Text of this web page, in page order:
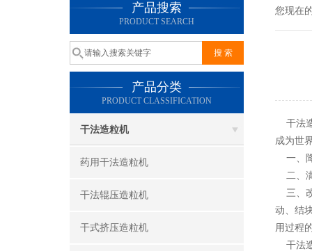
产品搜索
PRODUCT SEARCH
产品分类
PRODUCT CLASSIFICATION
干法造粒机
药用干法造粒机
干法辊压造粒机
干式挤压造粒机
您现在
干法造
成为世
一、
二、
三、改
动、结
用过程
干法造